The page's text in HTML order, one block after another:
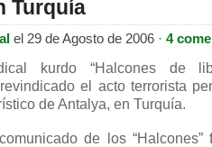
Turquía
el 29 de Agosto de 2006 · 4
kurdo “Halcones de
el acto terrorista
de Antalya, en Turquía.
de los “Halcones”